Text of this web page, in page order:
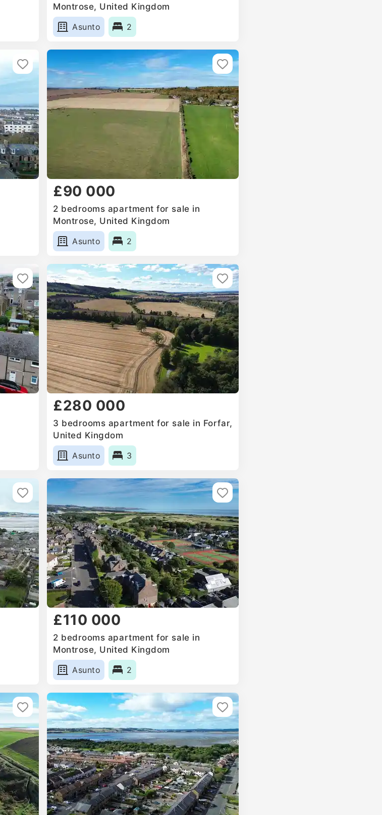
Montrose, United Kingdom
Asunto
2
£90 000
2 bedrooms apartment for sale in
Montrose, United Kingdom
Asunto
2
£280 000
3 bedrooms apartment for sale in Forfar,
United Kingdom
Asunto
3
£110 000
2 bedrooms apartment for sale in
Montrose, United Kingdom
Asunto
2